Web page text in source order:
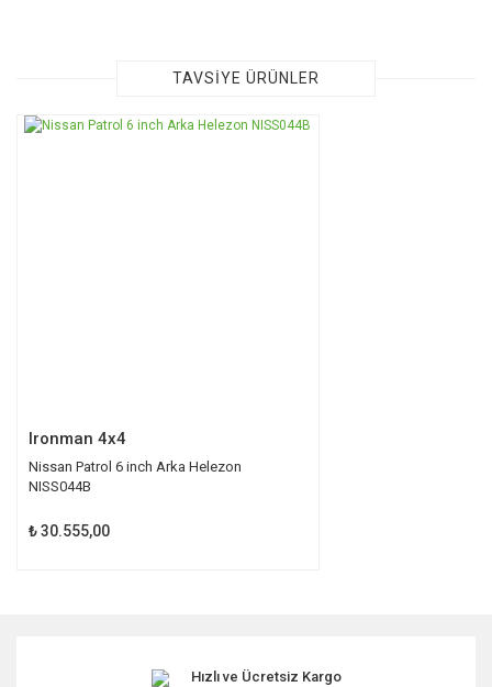
Görüş ve önerileriniz için teşekkür ederiz.
Ürün resmi kalitesiz, bozuk veya görüntülenemiyor.
TAVSİYE ÜRÜNLER
Ironman 4x4
Nissan Patrol 6 inch Arka Helezon
NISS044B
₺ 30.555,00
Hızlı ve Ücretsiz Kargo